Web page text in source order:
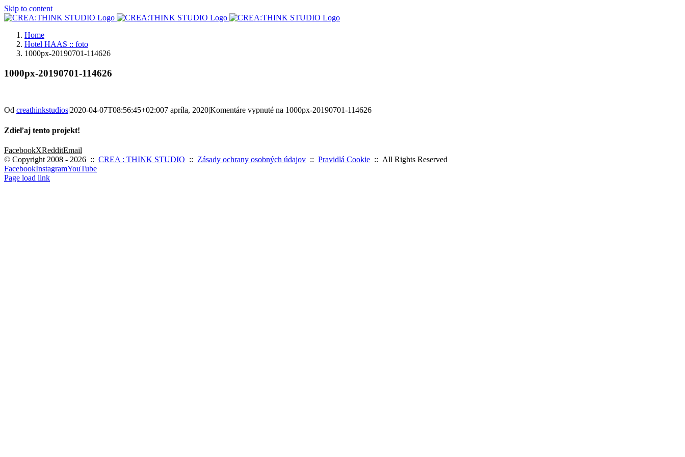
Skip to content
Home
Hotel HAAS :: foto
1000px-20190701-114626
1000px-20190701-114626
Od creathinkstudios|2020-04-07T08:56:45+02:007 apríla, 2020|Komentáre vypnuté na 1000px-20190701-114626
Zdieľaj tento projekt!
FacebookXRedditEmail
© Copyright 2008 - 2026 :: CREA : THINK STUDIO :: Zásady ochrany osobných údajov :: Pravidlá Cookie :: All Rights Reserved
FacebookInstagramYouTube
Page load link